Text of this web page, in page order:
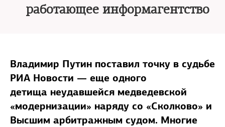
работающее информагентство
Владимир Путин поставил точку в судьбе
РИА Новости — еще одного
детища неудавшейся медведевской
«модернизации» наряду со «Сколково» и
Высшим арбитражным судом. Многие